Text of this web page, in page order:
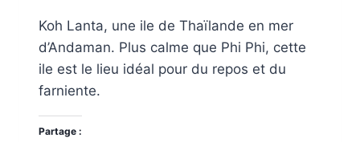
Koh Lanta, une ile de Thaïlande en mer
d’Andaman. Plus calme que Phi Phi, cette
ile est le lieu idéal pour du repos et du
farniente.
Partage :